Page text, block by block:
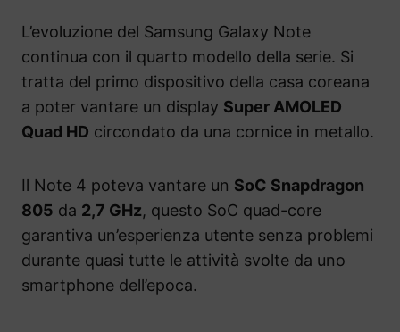
L’evoluzione del Samsung Galaxy Note
continua con il quarto modello della serie. Si
tratta del primo dispositivo della casa coreana
a poter vantare un display Super AMOLED
Quad HD circondato da una cornice in metallo.
Il Note 4 poteva vantare un SoC Snapdragon
805 da 2,7 GHz, questo SoC quad-core
garantiva un’esperienza utente senza problemi
durante quasi tutte le attività svolte da uno
smartphone dell’epoca.